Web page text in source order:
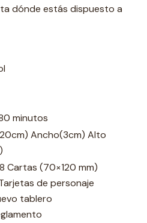
dónde estás dispuesto a
minutos
Ancho(3cm) Alto
Cartas (70×120 mm)
de personaje
tablero